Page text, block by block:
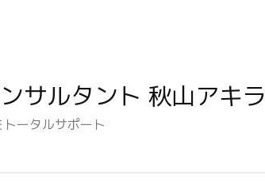
サルタント 秋山アキラ
ータルサポート